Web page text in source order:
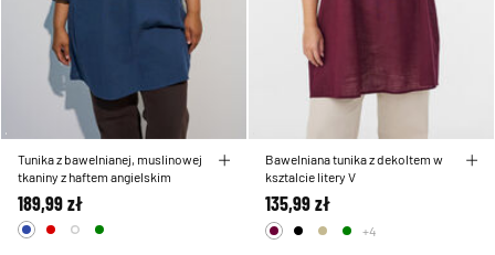
Tunika z bawelnianej, muslinowej
tkaniny z haftem angielskim
189,99 zł
Bawelniana tunika z dekoltem w
ksztalcie litery V
135,99 zł
+4